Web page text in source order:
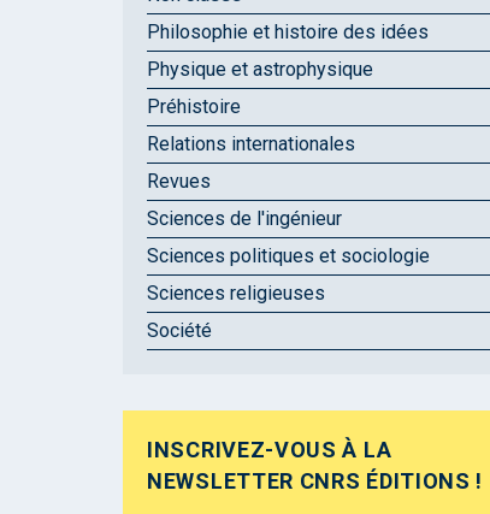
Philosophie et histoire des idées
Physique et astrophysique
Préhistoire
Relations internationales
Revues
Sciences de l'ingénieur
Sciences politiques et sociologie
Sciences religieuses
Société
INSCRIVEZ-VOUS À LA
NEWSLETTER CNRS ÉDITIONS !